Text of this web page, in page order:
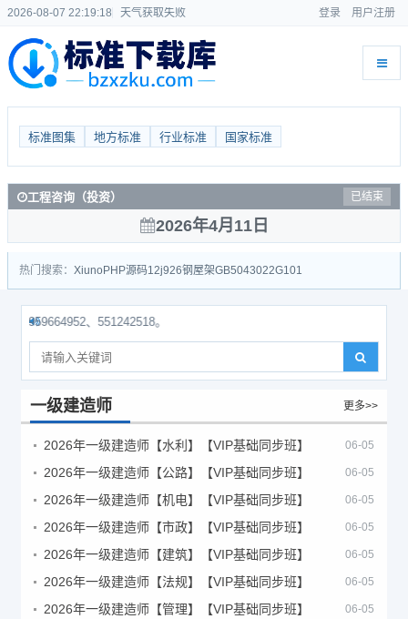
2026-08-07 22:19:19 天气获取失败 登录 用户注册
标准图集 地方标准 行业标准 国家标准
护士执业资格 已结束
2026年4月11日
热门搜索： Xiuno PHP源码12j926钢屋架GB5043022G101
、551242518。
一级建造师 更多>>
2026年一级建造师【水利】【VIP基础同步班】 06-05
2026年一级建造师【公路】【VIP基础同步班】 06-05
2026年一级建造师【机电】【VIP基础同步班】 06-05
2026年一级建造师【市政】【VIP基础同步班】 06-05
2026年一级建造师【建筑】【VIP基础同步班】 06-05
2026年一级建造师【法规】【VIP基础同步班】 06-05
2026年一级建造师【管理】【VIP基础同步班】 06-05